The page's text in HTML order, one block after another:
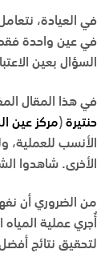
في العيادة،
في عين واحدة فقط؟
السؤال بعين
في هذا المقال
حنتيرة (مركز عين
الأنسب
الأخرى. شاهدوا
من الضروري أن
أُجري عملية
لتحقيق نتائج